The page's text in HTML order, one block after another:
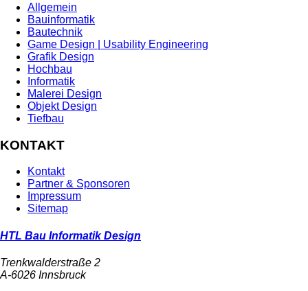
Allgemein
Bauinformatik
Bautechnik
Game Design | Usability Engineering
Grafik Design
Hochbau
Informatik
Malerei Design
Objekt Design
Tiefbau
KONTAKT
Kontakt
Partner & Sponsoren
Impressum
Sitemap
HTL Bau Informatik Design
Trenkwalderstraße 2
A-6026 Innsbruck